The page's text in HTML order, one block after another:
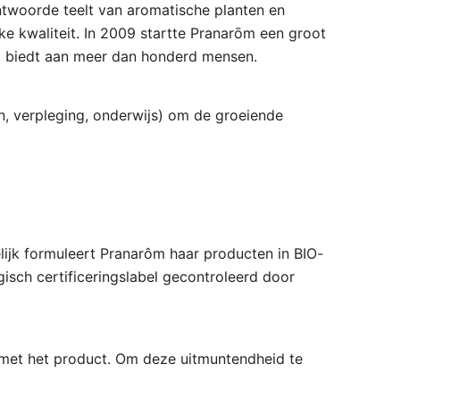
teelt van aromatische planten en
kwaliteit. In 2009 startte Pranarōm een ​​groot
aan meer dan honderd mensen.
verpleging, onderwijs) om de groeiende
formuleert Pranarôm haar producten in BIO-
certificeringslabel gecontroleerd door
het product. Om deze uitmuntendheid te